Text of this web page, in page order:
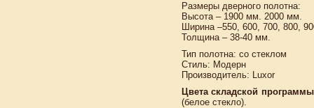
Размеры дверного полотна:
Высота – 1900 мм. 2000 мм.
Ширина –550, 600, 700, 800,
Толщина – 38-40 мм.
Тип полотна: со стеклом
Стиль: Модерн
Производитель: Luxor
Цвета складской
(белое стекло).